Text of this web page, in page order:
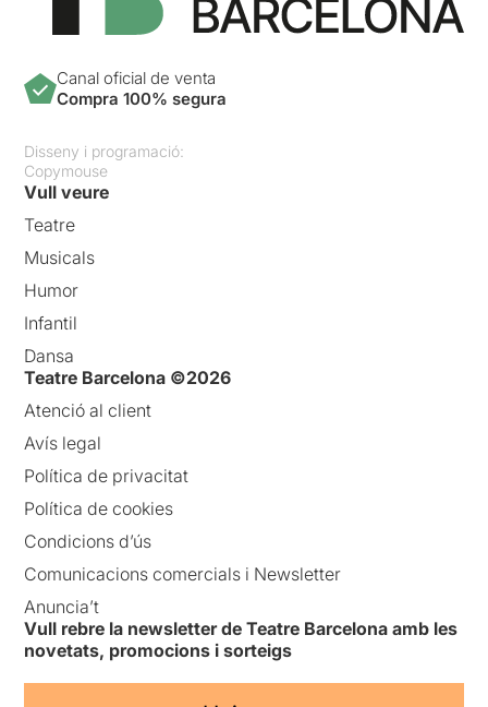
Canal oficial de venta
Compra 100% segura
Disseny i programació:
Copymouse
Vull veure
Teatre
Musicals
Humor
Infantil
Dansa
Teatre Barcelona ©2026
Atenció al client
Avís legal
Política de privacitat
Política de cookies
Condicions d’ús
Comunicacions comercials i Newsletter
Anuncia’t
Vull rebre la newsletter de Teatre Barcelona amb les
novetats, promocions i sorteigs